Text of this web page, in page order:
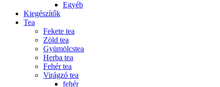
Egyéb
Kiegészítők
Tea
Fekete tea
Zöld tea
Gyümölcstea
Herba tea
Fehér tea
Virágzó tea
fehér